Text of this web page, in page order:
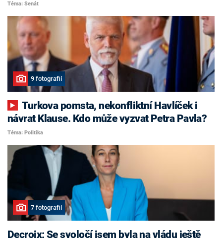
Téma: Senát
9 fotografií
Turkova pomsta, nekonfliktní Havlíček i
návrat Klause. Kdo může vyzvat Petra Pavla?
Téma: Politika
7 fotografií
Decroix: Se svoločí jsem byla na vládu ještě